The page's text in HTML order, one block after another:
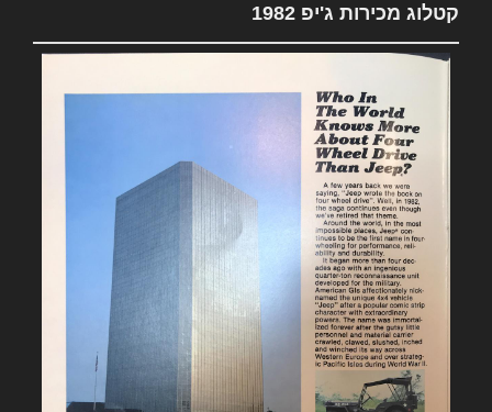
קטלוג מכירות ג'יפ 1982